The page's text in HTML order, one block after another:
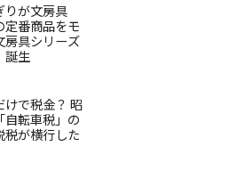
りが文房具
定番商品をモ
房具シリーズ
誕生
けで税金？ 昭
自転車税」の
税が横行した